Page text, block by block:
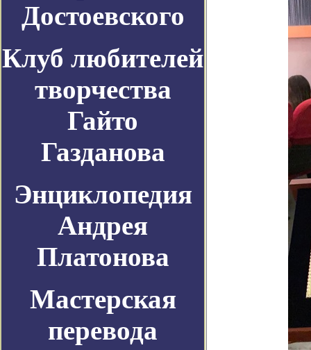
Достоевского
Клуб любителей
творчества
Гайто
Газданова
Энциклопедия
Андрея
Платонова
Мастерская
перевода